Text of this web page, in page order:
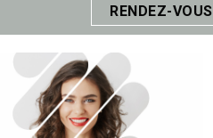
RENDEZ-